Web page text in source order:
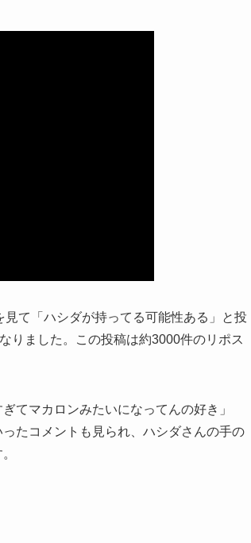
て「ハシダが持ってる可能性ある」と投
りました。この投稿は約3000件のリポス
てマカロンみたいになってんの好き」
たコメントも見られ、ハシダさんの手の